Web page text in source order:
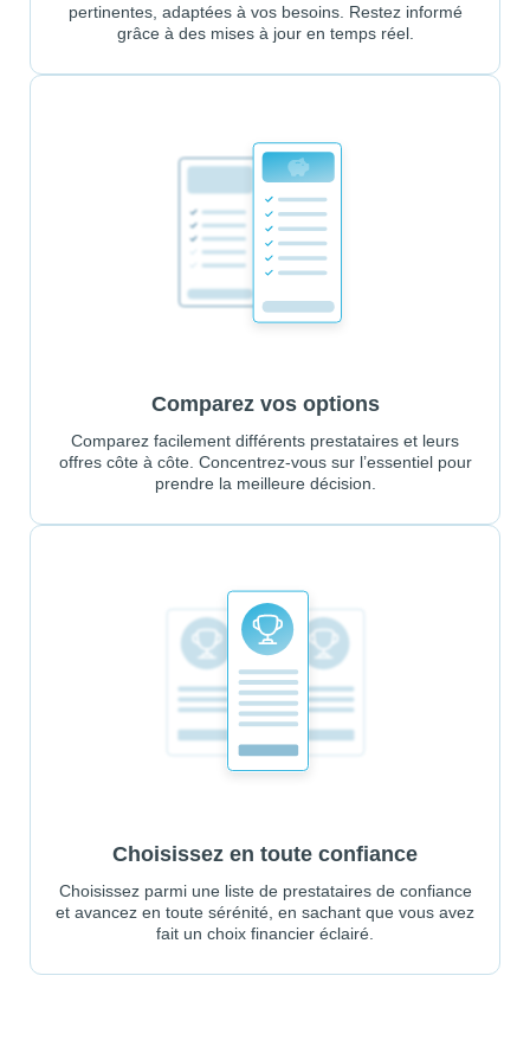
pertinentes, adaptées à vos besoins. Restez informé
grâce à des mises à jour en temps réel.
Comparez vos options
Comparez facilement différents prestataires et leurs
offres côte à côte. Concentrez-vous sur l’essentiel pour
prendre la meilleure décision.
Choisissez en toute confiance
Choisissez parmi une liste de prestataires de confiance
et avancez en toute sérénité, en sachant que vous avez
fait un choix financier éclairé.